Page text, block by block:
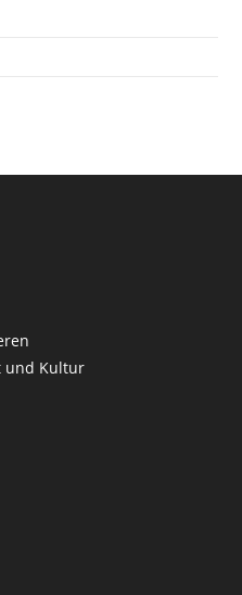
und Kultur